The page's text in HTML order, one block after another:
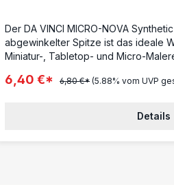
Der DA VINCI MICRO-NOVA
abgewinkelter Spitze ist das ideale
Miniatur-, Tabletop- und Micro-
Stellen mühelos und exakt zu
goldfarbene
6,40 €* 6,80 €* (5.88% vom UVP
Details